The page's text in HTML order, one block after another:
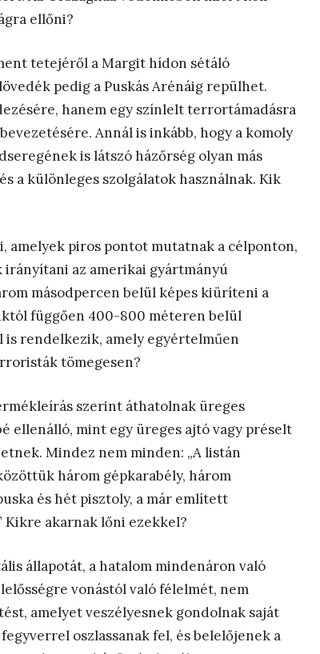
ellőni?
tetejéről a Margit hídon sétáló
pedig a Puskás Arénáig repülhet.
hanem egy színlelt terrortámadásra
Annál is inkább, hogy a komoly
is látszó házőrség olyan más
a különleges szolgálatok használnak. Kik
piros pontot mutatnak a célponton,
az amerikai gyártmányú
másodpercen belül képes kiüríteni a
függően 400-800 méteren belül
is rendelkezik, amely egyértelműen
tömegesen?
szerint áthatolnak üreges
ellenálló, mint egy üreges ajtó vagy préselt
Mindez nem minden: „A listán
három gépkarabély, három
és hét pisztoly, a már említett
Kikre akarnak lőni ezekkel?
állapotát, a hatalom mindenáron való
vonástól való félelmét, nem
amelyet veszélyesnek gondolnak saját
oszlassanak fel, és belelőjenek a